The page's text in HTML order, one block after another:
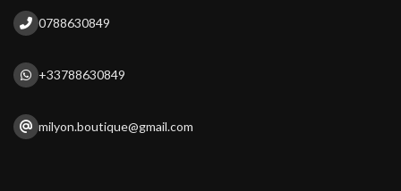
0788630849
+33788630849
milyon.boutique@gmail.com